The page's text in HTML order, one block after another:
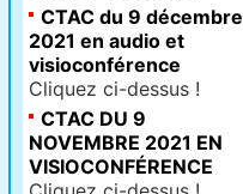
CTAC du 9 décembre
2021 en audio et
visioconférence
Cliquez ci-dessus !
CTAC DU 9
NOVEMBRE 2021 EN
VISIOCONFÉRENCE